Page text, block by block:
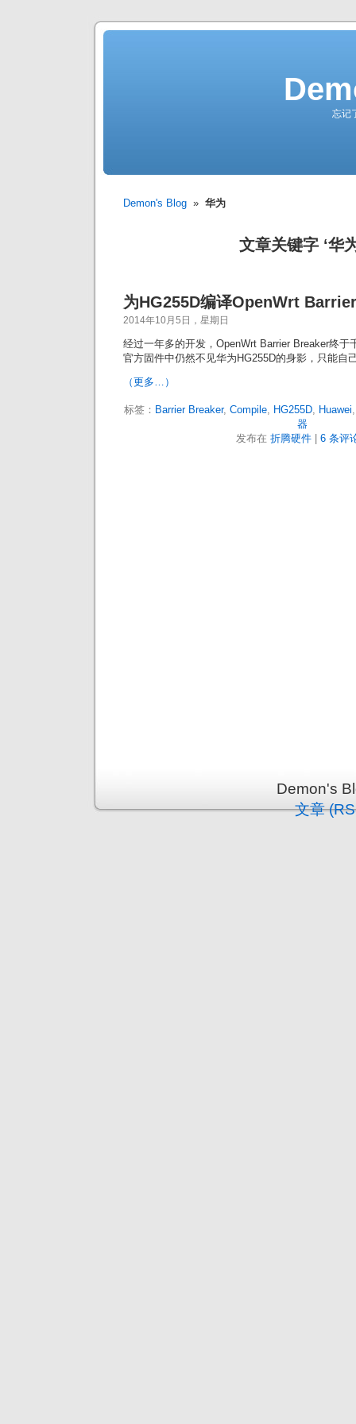
忘记
Demon's Blog » 华为
文章关键字 ‘华
为HG255D编译OpenWrt
2014年10月5日，星期日
经过一年多的开发，OpenWrt Barrier Breaker终于
官方固件中仍然不见华为HG255D的身影，只能自
（更多…）
标签： Barrier Breaker, Compile, HG255D, Huawei
器
发布在 折腾硬件| 6 条评
Demon's
文章